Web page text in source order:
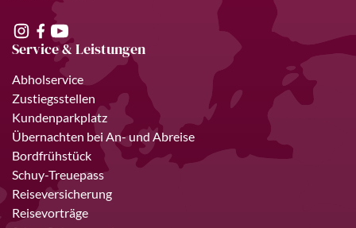
Service & Leistungen
Abholservice
Zustiegsstellen
Kundenparkplatz
Übernachten bei An- und Abreise
Bordfrühstück
Schuy-Treuepass
Reiseversicherung
Reisevorträge